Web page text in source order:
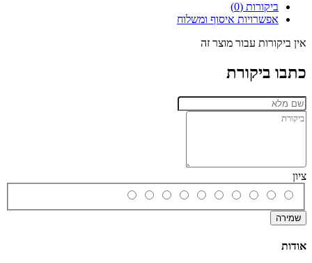
ביקורות (0)
אפשרויות איסוף ומשלוח
אין ביקורות עבור מוצר זה
כתבו ביקורת
ציון
שמירה
אודות